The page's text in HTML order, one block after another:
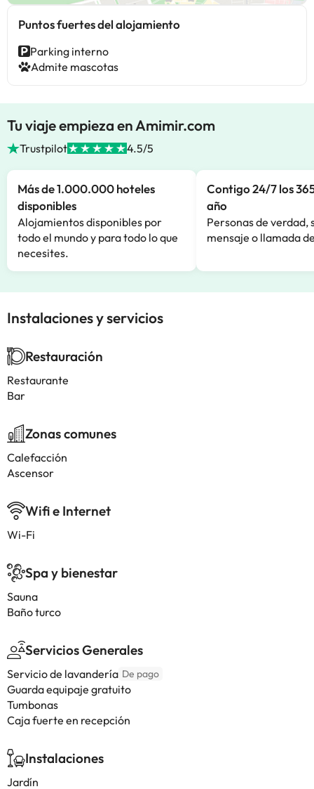
Puntos fuertes del alojamiento
Parking interno
Admite mascotas
Tu viaje empieza en Amimir.com
Trustpilot 4.5/5
Más de 1.000.000 hoteles
disponibles
Alojamientos disponibles por
todo el mundo y para todo lo que
necesites.
Contigo 24/7 los
año
Personas de verdad,
mensaje o llamada
Instalaciones y servicios
Restauración
Restaurante
Bar
Zonas comunes
Calefacción
Ascensor
Wifi e Internet
Wi-Fi
Spa y bienestar
Sauna
Baño turco
Servicios Generales
Servicio de lavandería De pago
Guarda equipaje gratuito
Tumbonas
Caja fuerte en recepción
Instalaciones
Jardín